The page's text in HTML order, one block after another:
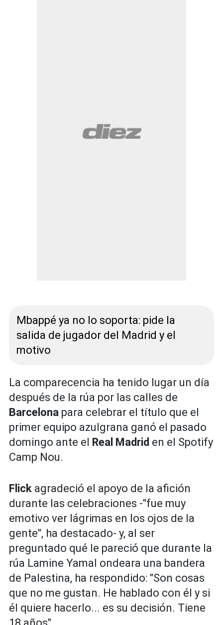
Mbappé ya no lo soporta: pide la
salida de jugador del Madrid y el
motivo
La comparecencia ha tenido lugar un día
después de la rúa por las calles de
Barcelona para celebrar el título que el
primer equipo azulgrana ganó el pasado
domingo ante el Real Madrid en el Spotify
Camp Nou.
Flick agradeció el apoyo de la afición
durante las celebraciones -"fue muy
emotivo ver lágrimas en los ojos de la
gente", ha destacado- y, al ser
preguntado qué le pareció que durante la
rúa Lamine Yamal ondeara una bandera
de Palestina, ha respondido: "Son cosas
que no me gustan. He hablado con él y si
él quiere hacerlo... es su decisión. Tiene